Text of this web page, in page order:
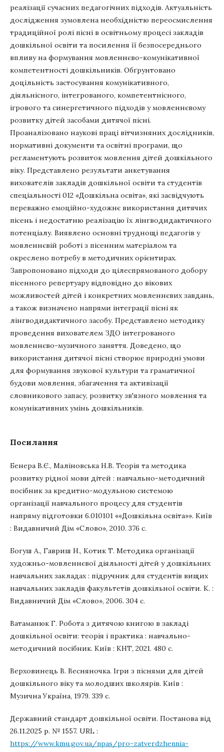
реалізації сучасних педагогічних підходів. Актуальність
дослідження зумовлена необхідністю переосмислення
традиційної ролі пісні в освітньому процесі закладів
дошкільної освіти та посилення її безпосереднього
впливу на формування мовленнєво-комунікативної
компетентності дошкільників. Обґрунтовано
доцільність застосування комунікативного,
діяльнісного, інтегрованого, компетентнісного,
ігрового та синергетичного підходів у мовленнєвому
розвитку дітей засобами дитячої пісні.
Проаналізовано наукові праці вітчизняних дослідників,
нормативні документи та освітні програми, що
регламентують розвиток мовлення дітей дошкільного
віку. Представлено результати анкетування
вихователів закладів дошкільної освіти та студентів
спеціальності 012 «Дошкільна освіта», які засвідчують
переважно емоційно-художнє використання дитячих
пісень і недостатню реалізацію їх лінгводидактичного
потенціалу. Виявлено основні труднощі педагогів у
мовленнєвій роботі з пісенним матеріалом та
окреслено потребу в методичних орієнтирах.
Запропоновано підходи до цілеспрямованого добору
пісенного репертуару відповідно до вікових
можливостей дітей і конкретних мовленнєвих завдань,
а також визначено напрями інтеграції пісні як
лінгводидактичного засобу. Представлено методику
проведення вихователем ЗДО інтегрованого
мовленнєво-музичного заняття. Доведено, що
використання дитячої пісні створює природні умови
для формування звукової культури та граматичної
будови мовлення, збагачення та активізації
словникового запасу, розвитку зв'язного мовлення та
комунікативних умінь дошкільників.
Посилання
Бенера В.Є., Маліновська Н.В. Теорія та методика
розвитку рідної мови дітей : навчально-методичний
посібник за кредитно-модульною системою
організації навчального процесу для студентів
напряму підготовки 6.010101 ««Дошкільна освіта»». Київ
: Видавничий Дім «Слово», 2010. 376 с.
Богуш А., Гавриш Н., Котик Т. Методика організації
художньо-мовленнєвої діяльності дітей у дошкільних
навчальних закладах : підручник для студентів вищих
навчальних закладів факультетів дошкільної освіти. К. :
Видавничий Дім «Слово», 2006. 304 c.
Ватаманюк Г. Робота з дитячою книгою в закладі
дошкільної освіти: теорія і практика : навчально-
методичний посібник. Київ : КНТ, 2021. 480 с.
Верховинець В. Весняночка. Ігри з піснями для дітей
дошкільного віку та молодших школярів. Київ :
Музична Україна, 1979. 339 с.
Державний стандарт дошкільної освіти. Постанова від
26.11.2025 р. № 1557. URL :
https://www.kmu.gov.ua/npas/pro-zatverdzhennia-